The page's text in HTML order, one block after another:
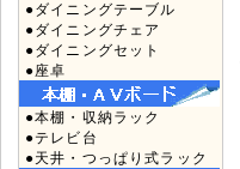
●ダイニングテーブル
●ダイニングチェア
●ダイニングセット
●座卓
●本棚・収納ラック
●テレビ台
●天井・つっぱり式ラック